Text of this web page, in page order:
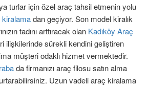
turlar için özel araç tahsil etmenin yolu
kiralamadan geçiyor. Son model kiralık
tadını arttıracak olan Kadıköy Araç
ilişkilerinde sürekli kendini geliştiren
müşteri odaklı hizmet vermektedir.
da firmanızı araç filosu satın alma
Uzun vadeli araç kiralama